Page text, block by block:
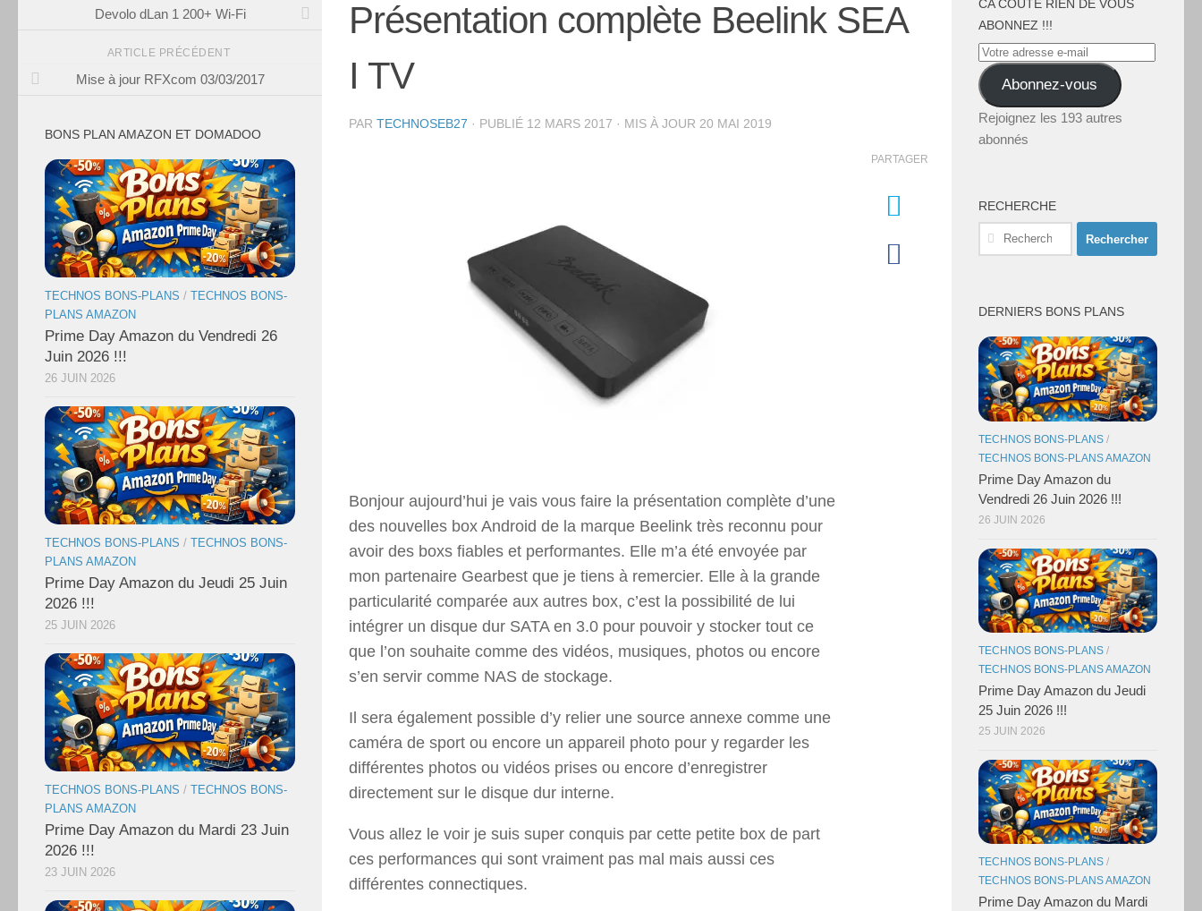
Présentation complète Beelink SEA
I TV
PAR TECHNOSEB27 · PUBLIÉ 12 MARS 2017 · MIS À JOUR 20 MAI 2019
Bonjour aujourd’hui je vais vous faire la présentation complète d’une
des nouvelles box Android de la marque Beelink très reconnu pour
avoir des boxs fiables et performantes. Elle m’a été envoyée par
mon partenaire Gearbest que je tiens à remercier. Elle à la grande
particularité comparée aux autres box, c’est la possibilité de lui
intégrer un disque dur SATA en 3.0 pour pouvoir y stocker tout ce
que l’on souhaite comme des vidéos, musiques, photos ou encore
s’en servir comme NAS de stockage.
Il sera également possible d’y relier une source annexe comme une
caméra de sport ou encore un appareil photo pour y regarder les
différentes photos ou vidéos prises ou encore d’enregistrer
directement sur le disque dur interne.
Vous allez le voir je suis super conquis par cette petite box de part
ces performances qui sont vraiment pas mal mais aussi ces
différentes connectiques.
PARTAGER
Devolo dLan 1 200+ Wi-Fi
ARTICLE PRÉCÉDENT
Mise à jour RFXcom 03/03/2017
BONS PLAN AMAZON ET DOMADOO
TECHNOS BONS-PLANS / TECHNOS BONS-
PLANS AMAZON
Prime Day Amazon du Vendredi 26
Juin 2026 !!!
26 JUIN 2026
TECHNOS BONS-PLANS / TECHNOS BONS-
PLANS AMAZON
Prime Day Amazon du Jeudi 25 Juin
2026 !!!
25 JUIN 2026
TECHNOS BONS-PLANS / TECHNOS BONS-
PLANS AMAZON
Prime Day Amazon du Mardi 23 Juin
2026 !!!
23 JUIN 2026
CA COÛTE RIEN DE VOUS
ABONNEZ !!!
Votre
adresse
e-
mail
Abonnez-vous
Rejoignez les 193 autres
abonnés
RECHERCHE
Rechercher :
DERNIERS BONS PLANS
TECHNOS BONS-PLANS /
TECHNOS BONS-PLANS AMAZON
Prime Day Amazon du
Vendredi 26 Juin 2026 !!!
26 JUIN 2026
TECHNOS BONS-PLANS /
TECHNOS BONS-PLANS AMAZON
Prime Day Amazon du Jeudi
25 Juin 2026 !!!
25 JUIN 2026
TECHNOS BONS-PLANS /
TECHNOS BONS-PLANS AMAZON
Prime Day Amazon du Mardi